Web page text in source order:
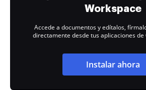
Workspace
Accede a documentos y edítalos,
directamente desde tus aplicaciones
Instalar ahora